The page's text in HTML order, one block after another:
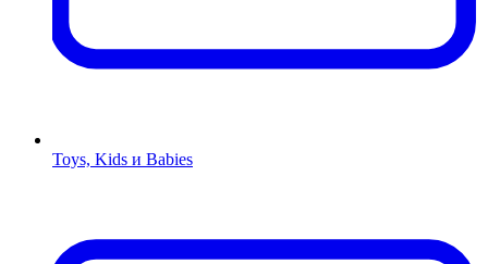
Toys, Kids и Babies